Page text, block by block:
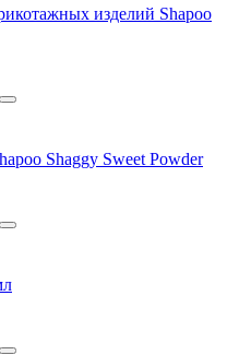
изделий Shapoo
Shaggy Sweet Powder